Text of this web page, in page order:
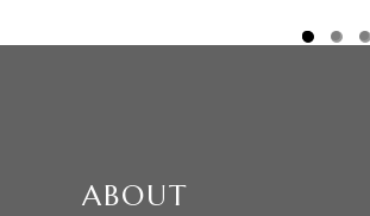
ABOUT